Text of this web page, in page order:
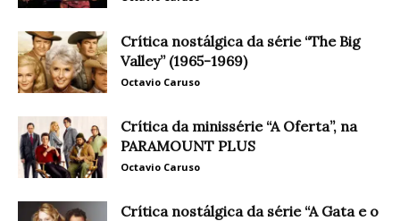
Crítica nostálgica da série “The Big
Valley” (1965-1969)
Octavio Caruso
Crítica da minissérie “A Oferta”, na
PARAMOUNT PLUS
Octavio Caruso
Crítica nostálgica da série “A Gata e o